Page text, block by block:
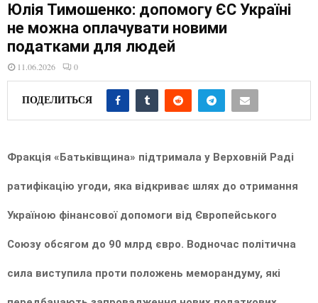
N
U
Юлія Тимошенко: допомогу ЄС Україні
не можна оплачувати новими
податками для людей
11.06.2026 0
ПОДЕЛИТЬСЯ
Фракція «Батьківщина» підтримала у Верховній Раді
ратифікацію угоди, яка відкриває шлях до отримання
Україною фінансової допомоги від Європейського
Союзу обсягом до 90 млрд євро. Водночас політична
сила виступила проти положень меморандуму, які